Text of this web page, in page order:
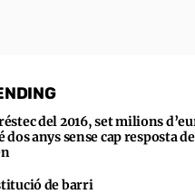
del 2016, set milions
dos anys sense cap resposta
de barri